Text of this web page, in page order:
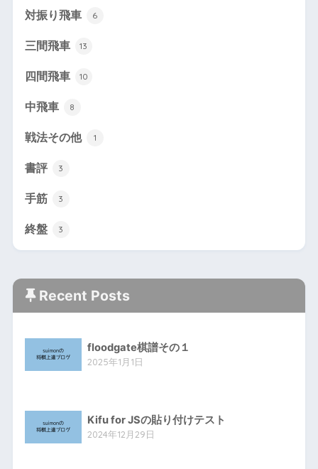
対振り飛車 6
三間飛車 13
四間飛車 10
中飛車 8
戦法その他 1
書評 3
手筋 3
終盤 3
Recent Posts
floodgate棋譜その１
2025年1月1日
Kifu for JSの貼り付けテスト
2024年12月29日